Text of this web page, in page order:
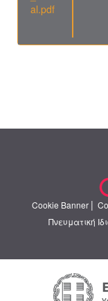
al.pdf
Cookie Banner |
Πνευματική